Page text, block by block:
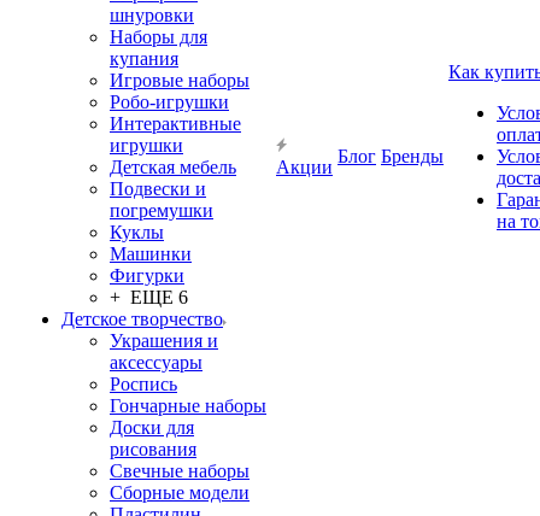
шнуровки
Наборы для
купания
Игровые наборы
Робо-игрушки
Интерактивные
игрушки
Детская мебель
Подвески и
погремушки
Куклы
Машинки
Фигурки
+ ЕЩЕ 6
Детское творчество
Украшения и
аксессуары
Роспись
Гончарные наборы
Доски для
рисования
Свечные наборы
Сборные модели
Акции
Блог Бренды
Как
на